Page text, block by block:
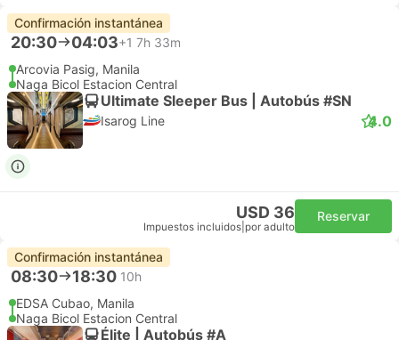
Confirmación instantánea
20:30 04:03+1 7h 33m
Arcovia Pasig, Manila
Naga Bicol Estacion Central
Ultimate Sleeper Bus | Autobús #SN
Isarog Line 4.0
USD 36
Impuestos incluidos por adulto
Reservar
Confirmación instantánea
08:30 18:30 10h
EDSA Cubao, Manila
Naga Bicol Estacion Central
Élite | Autobús #A